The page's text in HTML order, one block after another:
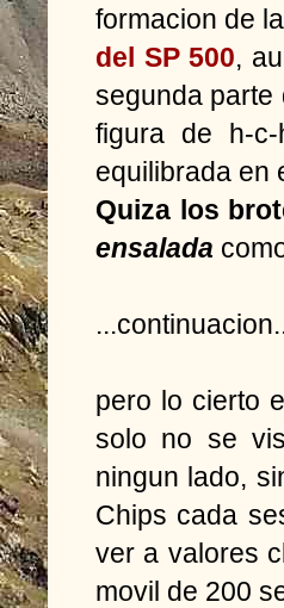
formacion de
del SP 500,
segunda parte
figura de h-c-
equilibrada en
Quiza los
ensalada
pero lo cierto
solo no se
ningun lado,
Chips cada
ver a valores
movil de 200